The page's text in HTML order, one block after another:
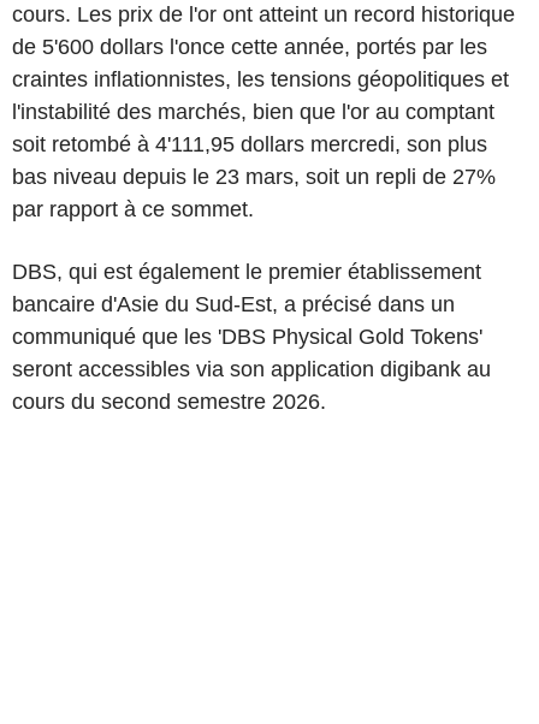
cours. Les prix de l'or ont atteint un record historique
de 5'600 dollars l'once cette année, portés par les
craintes inflationnistes, les tensions géopolitiques et
l'instabilité des marchés, bien que l'or au comptant
soit retombé à 4'111,95 dollars mercredi, son plus
bas niveau depuis le 23 mars, soit un repli de 27%
par rapport à ce sommet.
DBS, qui est également le premier établissement
bancaire d'Asie du Sud-Est, a précisé dans un
communiqué que les 'DBS Physical Gold Tokens'
seront accessibles via son application digibank au
cours du second semestre 2026.